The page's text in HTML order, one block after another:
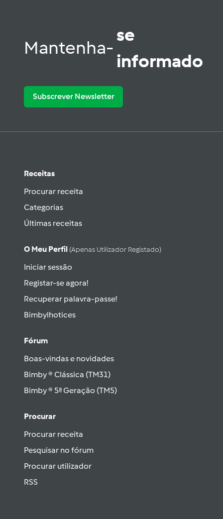
Mantenha-
se
informado
Subscrever Newsletter
Receitas
Procurar receita
Categorias
Últimas receitas
O Meu Perfil (apenas Utilizador Registado)
Iniciar sessão
Registar-se agora!
Recuperar palavra-passe!
Bimbylhotices
Fórum
Boas-vindas e novidades
Bimby ® Clássica (TM31)
Bimby ® 5ª Geração (TM5)
Procurar
Procurar receita
Pesquisar no fórum
Procurar utilizador
RSS